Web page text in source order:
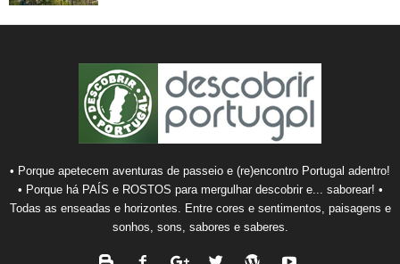
• Porque apetecem aventuras de passeio e (re)encontro Portugal adentro!
• Porque há PAÍS e ROSTOS para mergulhar descobrir e... saborear! •
Todas as enseadas e horizontes. Entre cores e sentimentos, paisagens e
sonhos, sons, sabores e saberes.